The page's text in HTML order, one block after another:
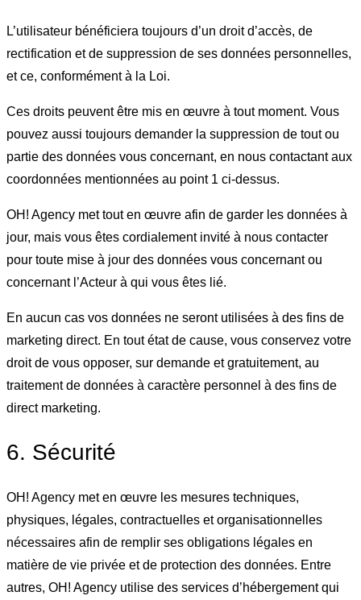
L’utilisateur bénéficiera toujours d’un droit d’accès, de
rectification et de suppression de ses données personnelles,
et ce, conformément à la Loi.
Ces droits peuvent être mis en œuvre à tout moment. Vous
pouvez aussi toujours demander la suppression de tout ou
partie des données vous concernant, en nous contactant aux
coordonnées mentionnées au point 1 ci-dessus.
OH! Agency met tout en œuvre afin de garder les données à
jour, mais vous êtes cordialement invité à nous contacter
pour toute mise à jour des données vous concernant ou
concernant l’Acteur à qui vous êtes lié.
En aucun cas vos données ne seront utilisées à des fins de
marketing direct. En tout état de cause, vous conservez votre
droit de vous opposer, sur demande et gratuitement, au
traitement de données à caractère personnel à des fins de
direct marketing.
6. Sécurité
OH! Agency met en œuvre les mesures techniques,
physiques, légales, contractuelles et organisationnelles
nécessaires afin de remplir ses obligations légales en
matière de vie privée et de protection des données. Entre
autres, OH! Agency utilise des services d’hébergement qui